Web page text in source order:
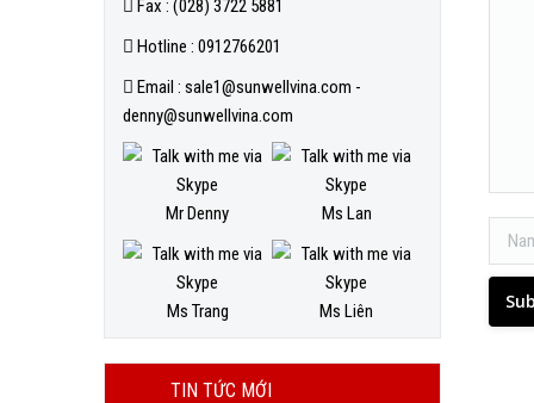
Name *
Fax : (028) 3722 5881
Hotline : 0912766201
Email : sale1@sunwellvina.com -
denny@sunwellvina.com
Mr Denny Ms Lan
Ms Trang Ms Liên
TIN TỨC MỚI